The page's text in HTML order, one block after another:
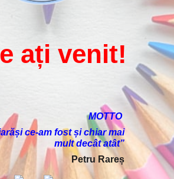
ați venit!
MOTTO
ce-am fost și chiar mai
mult decât atât”
Petru Rareș